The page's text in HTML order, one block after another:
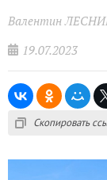
Валентин
19.07.2023
Скопировать